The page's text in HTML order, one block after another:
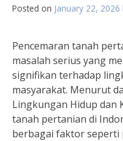
Posted on January 22, 2026
Pencemaran tanah
masalah serius yang
signifikan terhadap
masyarakat. Menurut
Lingkungan Hidup dan
tanah pertanian di
berbagai faktor seperti